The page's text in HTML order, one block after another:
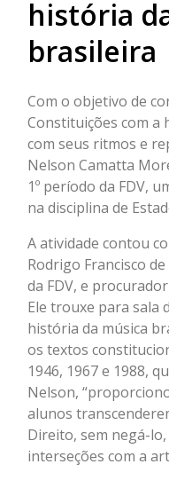
história
brasileira
Com o objetivo de
Constituições com a
com seus ritmos e
Nelson Camatta
1º período da FDV,
na disciplina de
A atividade contou
Rodrigo Francisco
da FDV, e
Ele trouxe para sala
história da música
os textos
1946, 1967 e 1988,
Nelson,
alunos
Direito, sem negá-
interseções com a